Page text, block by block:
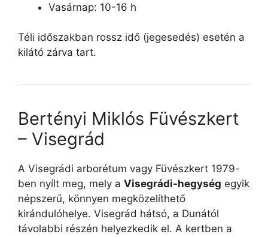
Vasárnap: 10-16 h
Téli időszakban rossz idő (jegesedés) esetén a
kilátó zárva tart.
Bertényi Miklós Füvészkert
– Visegrád
A Visegrádi arborétum vagy Füvészkert 1979-
ben nyílt meg, mely a Visegrádi-hegység egyik
népszerű, könnyen megközelíthető
kirándulóhelye. Visegrád hátsó, a Dunától
távolabbi részén helyezkedik el. A kertben a